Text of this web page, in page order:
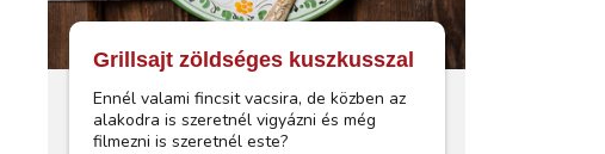
Grillsajt zöldséges kuszkusszal
Ennél valami fincsit vacsira, de közben az
alakodra is szeretnél vigyázni és még
filmezni is szeretnél este?